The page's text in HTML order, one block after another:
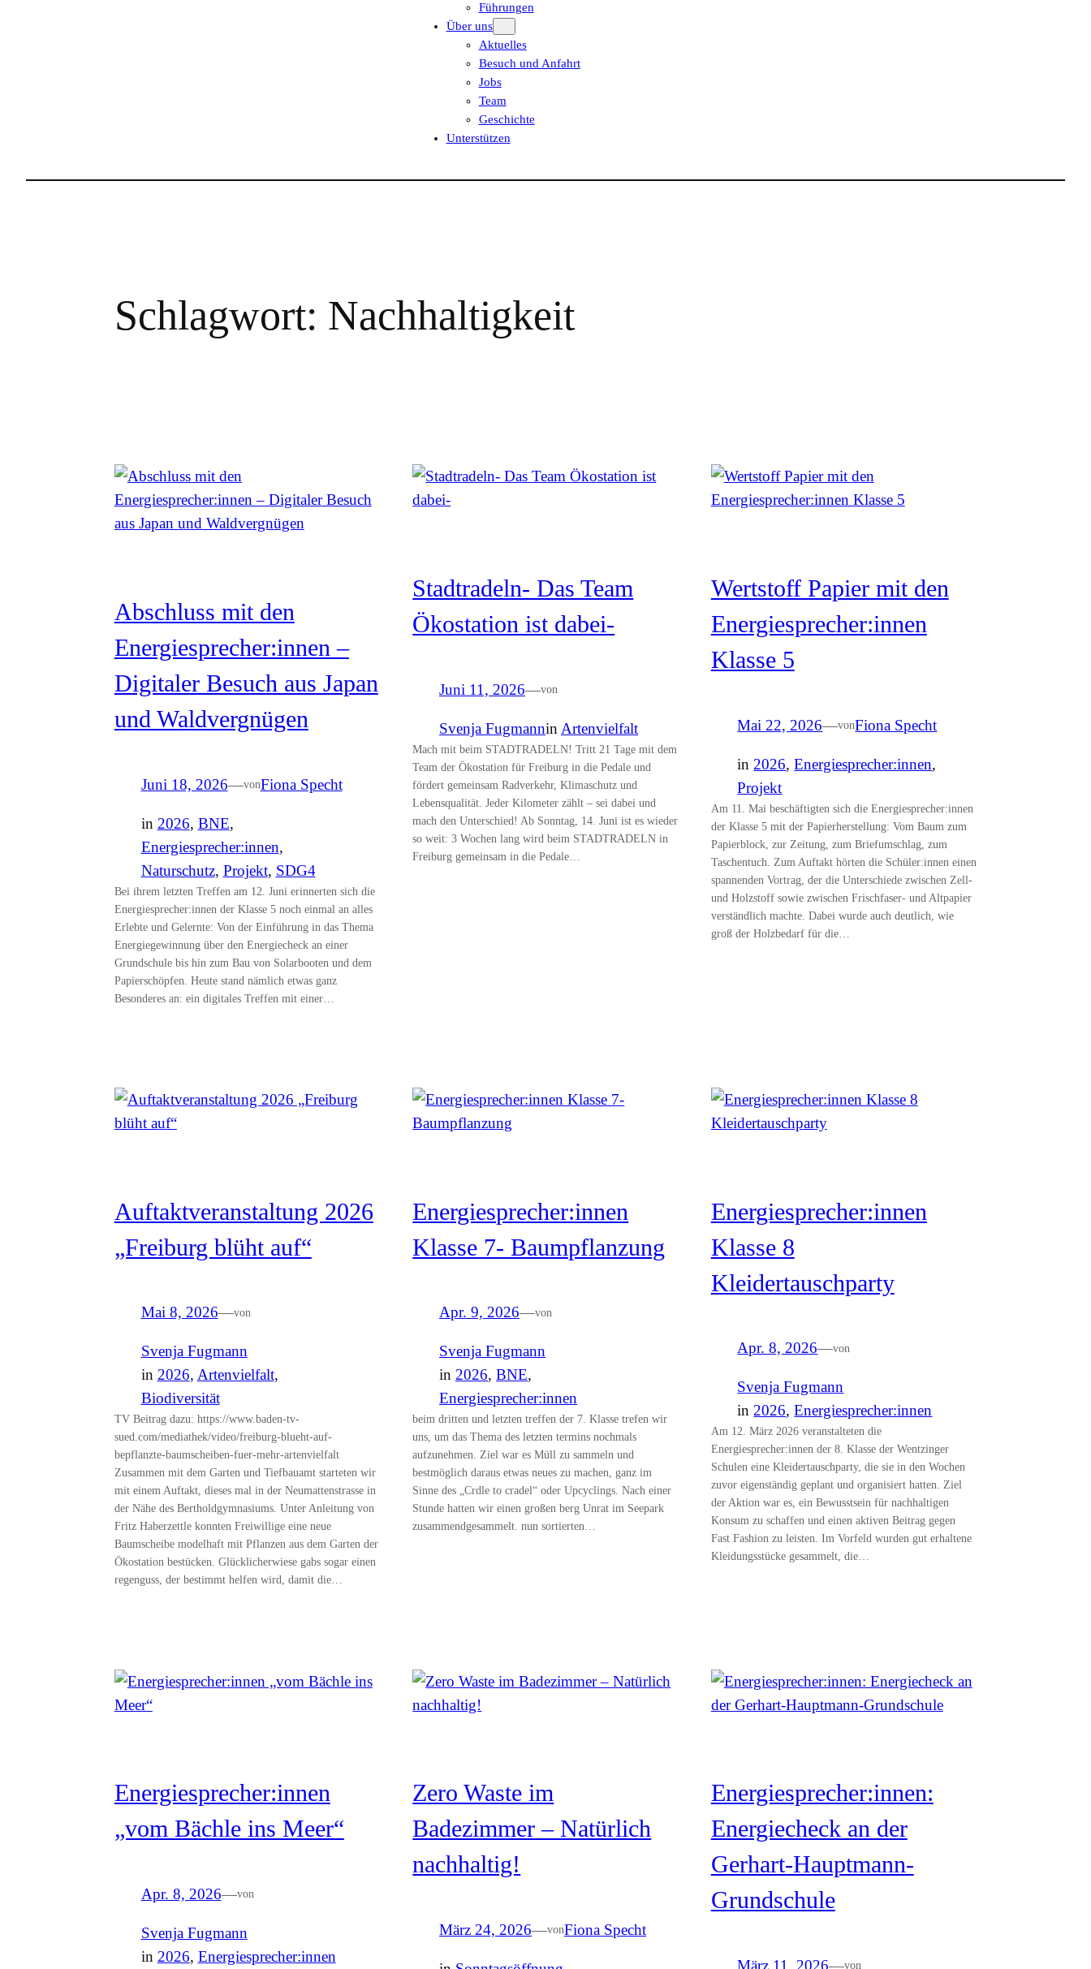
Führungen
Über uns
Aktuelles
Besuch und Anfahrt
Jobs
Team
Geschichte
Unterstützen
Schlagwort: Nachhaltigkeit
Abschluss mit den
Energiesprecher:innen –
Digitaler Besuch aus Japan
und Waldvergnügen
Juni 18, 2026—vonFiona Specht
in 2026, BNE
Energiesprecher:innen
Naturschutz, Projekt, SDG4
Bei ihrem letzten Treffen am 12. Juni erinnerten sich die
Energiesprecher:innen der Klasse 5 noch einmal an alles
Erlebte und Gelernte: Von der Einführung in das Thema
Energiegewinnung über den Energiecheck an einer
Grundschule bis hin zum Bau von Solarbooten und dem
Papierschöpfen. Heute stand nämlich etwas ganz
Besonderes an: ein digitales Treffen mit einer…
Stadtradeln- Das Team
Ökostation ist dabei-
Juni 11, 2026—von
Svenja Fugmannin Artenvielfalt
Mach mit beim STADTRADELN! Tritt 21 Tage mit dem
Team der Ökostation für Freiburg in die Pedale und
fördert gemeinsam Radverkehr, Klimaschutz und
Lebensqualität. Jeder Kilometer zählt – sei dabei und
mach den Unterschied! Ab Sonntag, 14. Juni ist es wieder
so weit: 3 Wochen lang wird beim STADTRADELN in
Freiburg gemeinsam in die Pedale…
Wertstoff Papier mit den
Energiesprecher:innen
Klasse 5
Mai 22, 2026—vonFiona Specht
in 2026, Energiesprecher:innen
Projekt
Am 11. Mai beschäftigten sich die Energiesprecher:innen
der Klasse 5 mit der Papierherstellung: Vom Baum zum
Papierblock, zur Zeitung, zum Briefumschlag, zum
Taschentuch. Zum Auftakt hörten die Schüler:innen einen
spannenden Vortrag, der die Unterschiede zwischen Zell-
und Holzstoff sowie zwischen Frischfaser- und Altpapier
verständlich machte. Dabei wurde auch deutlich, wie
groß der Holzbedarf für die…
Auftaktveranstaltung 2026
„Freiburg blüht auf“
Mai 8, 2026—von
Svenja Fugmann
in 2026, Artenvielfalt
Biodiversität
TV Beitrag dazu: https://www.baden-tv-
sued.com/mediathek/video/freiburg-blueht-auf-
bepflanzte-baumscheiben-fuer-mehr-artenvielfalt
Zusammen mit dem Garten und Tiefbauamt starteten wir
mit einem Auftakt, dieses mal in der Neumattenstrasse in
der Nähe des Bertholdgymnasiums. Unter Anleitung von
Fritz Haberzettle konnten Freiwillige eine neue
Baumscheibe modelhaft mit Pflanzen aus dem Garten der
Ökostation bestücken. Glücklicherwiese gabs sogar einen
regenguss, der bestimmt helfen wird, damit die…
Energiesprecher:innen
Klasse 7- Baumpflanzung
Apr. 9, 2026—von
Svenja Fugmann
in 2026, BNE
Energiesprecher:innen
beim dritten und letzten treffen der 7. Klasse trefen wir
uns, um das Thema des letzten termins nochmals
aufzunehmen. Ziel war es Müll zu sammeln und
bestmöglich daraus etwas neues zu machen, ganz im
Sinne des „Crdle to cradel“ oder Upcyclings. Nach einer
Stunde hatten wir einen großen berg Unrat im Seepark
zusammendgesammelt. nun sortierten…
Energiesprecher:innen
Klasse 8
Kleidertauschparty
Apr. 8, 2026—von
Svenja Fugmann
in2026, Energiesprecher:innen
Am 12. März 2026 veranstalteten die
Energiesprecher:innen der 8. Klasse der Wentzinger
Schulen eine Kleidertauschparty, die sie in den Wochen
zuvor eigenständig geplant und organisiert hatten. Ziel
der Aktion war es, ein Bewusstsein für nachhaltigen
Konsum zu schaffen und einen aktiven Beitrag gegen
Fast Fashion zu leisten. Im Vorfeld wurden gut erhaltene
Kleidungsstücke gesammelt, die…
Energiesprecher:innen
„vom Bächle ins Meer“
Apr. 8, 2026—von
Svenja Fugmann
in 2026, Energiesprecher:innen
Zero Waste im
Badezimmer – Natürlich
nachhaltig!
März 24, 2026—vonFiona Specht
Energiesprecher:innen:
Energiecheck an der
Gerhart-Hauptmann-
Grundschule
März 11, 2026—von